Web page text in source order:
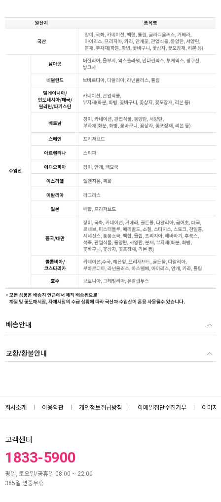
배송안내
교환/환불안내
회사소개 이용약관 개인정보취급방침 이메일집단수집거부 이미지
고객센터
1833-5900
평일, 토요일/공휴일 08:00 ~ 22:00
365일 연중무휴